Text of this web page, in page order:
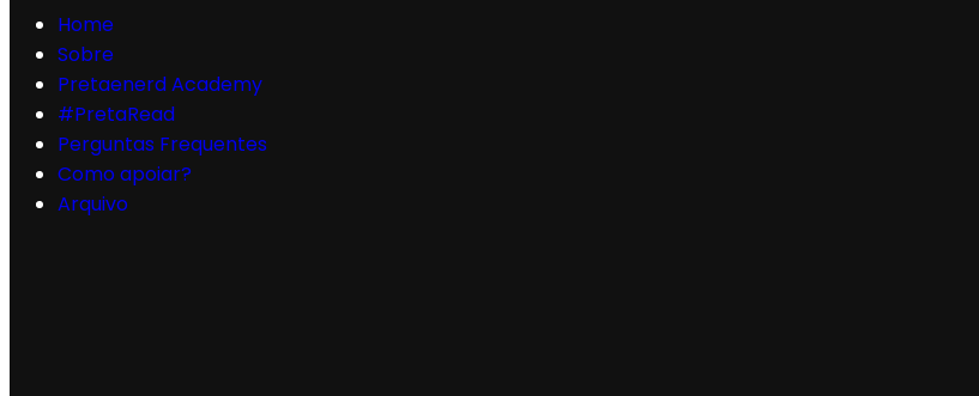
Home
Sobre
Pretaenerd Academy
#PretaRead
Perguntas Frequentes
Como apoiar?
Arquivo